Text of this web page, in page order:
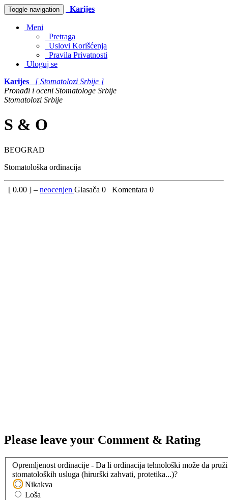
Toggle navigation Karijes
Meni
Pretraga
Uslovi Korišćenja
Pravila Privatnosti
Uloguj se
Karijes
[ Stomatolozi Srbije ]
Pronađi i oceni Stomatologe Srbije
Stomatolozi Srbije
S & O
BEOGRAD
Stomatološka ordinacija
[ 0.00 ] – neocenjen Glasača 0 Komentara 0
Please leave your Comment & Rating
Opremljenost ordinacije - Da li ordinacija tehnološki može da
stomatoloških usluga (hirurški zahvati, protetika...)?
Nikakva
Loša